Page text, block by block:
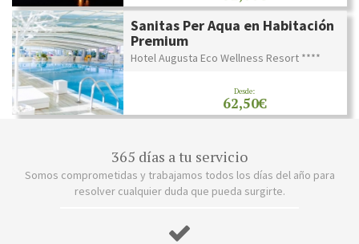
Sanitas Per Aqua en Habitación
Premium
Hotel Augusta Eco Wellness Resort ****
Desde:
62,50€
365 días a tu servicio
Somos comprometidas y trabajamos todos los días del año para
resolver cualquier duda que pueda surgirte.